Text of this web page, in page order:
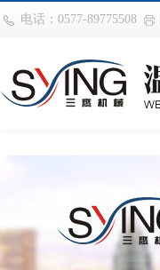
巴西vs摩洛哥
电话：0577-89775508